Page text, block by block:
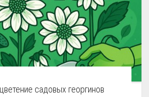
садовых георгинов